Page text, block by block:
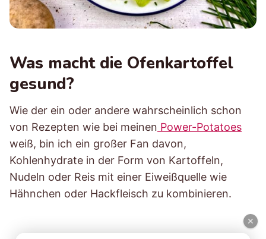
Was macht die Ofenkartoffel
gesund?
Wie der ein oder andere wahrscheinlich schon
von Rezepten wie bei meinen Power-Potatoes
weiß, bin ich ein großer Fan davon,
Kohlenhydrate in der Form von Kartoffeln,
Nudeln oder Reis mit einer Eiweißquelle wie
Hähnchen oder Hackfleisch zu kombinieren.
×